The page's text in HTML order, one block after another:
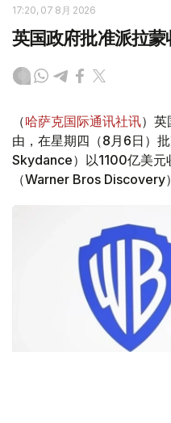
17:20, 07 8月 2026
英国政府批准派拉
（哈萨克国际通讯社讯）
由，在星期四（8月6日）
Skydance）以1100亿美元
（Warner Bros Discovery